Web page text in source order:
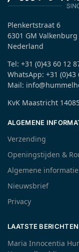
Plenkertstraat 6
6301 GM Valkenburg
Nederland
Tel: +31 (0)43 60 12
WhatsApp: +31 (0)43
Mail:
KvK Maastricht
ALGEMENE
Verzending
Openingstijden &
Algemene informatie
Nieuwsbrief
Privacy
LAATSTE BERICHTEN
Maria Innocentia